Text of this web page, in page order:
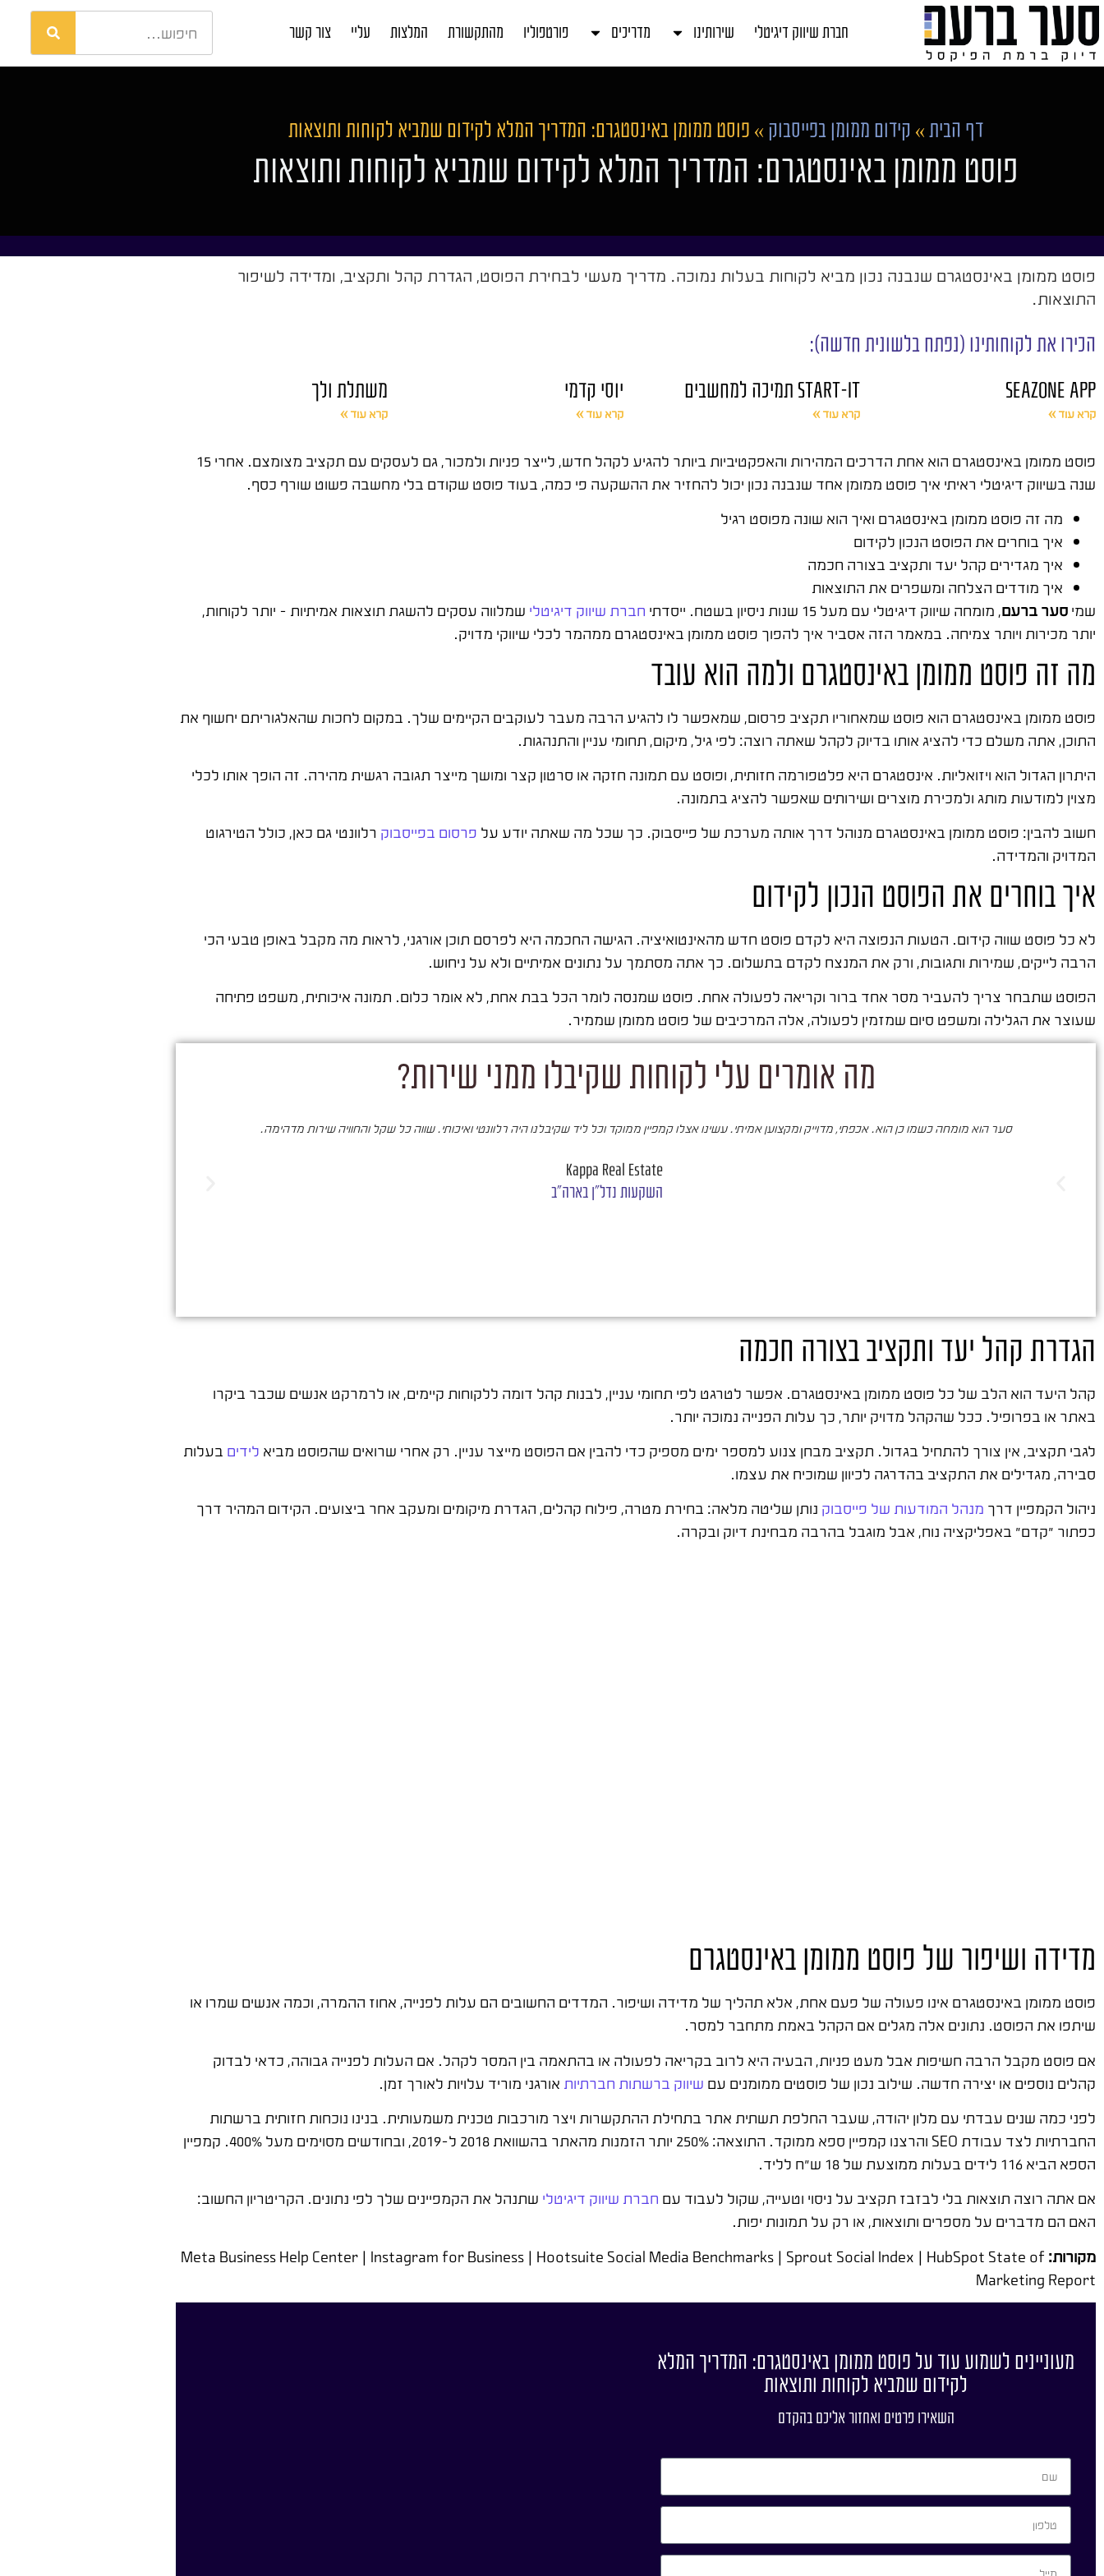
חברת שיווק דיגיטלי שירותינו מדריכים פורטפוליו מהתקשורת המלצות עליי צור קשר
דף הבית » קידום ממומן בפייסבוק » פוסט ממומן באינסטגרם: המדריך המלא לקידום שמביא לקוחות ותוצאות
פוסט ממומן באינסטגרם: המדריך המלא לקידום שמביא לקוחות ותוצאות
פוסט ממומן באינסטגרם שנבנה נכון מביא לקוחות בעלות נמוכה. מדריך מעשי לבחירת הפוסט, הגדרת קהל ותקציב, ומדידה לשיפור
התוצאות.
הכירו את לקוחותינו (נפתח בלשונית חדשה):
SEAZONE APP
קרא עוד »
START-IT תמיכה למחשבים
קרא עוד »
יוסי קדמי
קרא עוד »
משתלת ולך
קרא עוד »
פוסט ממומן באינסטגרם הוא אחת הדרכים המהירות והאפקטיביות ביותר להגיע לקהל חדש, לייצר פניות ולמכור, גם לעסקים עם תקציב מצומצם. אחרי 15
שנה בשיווק דיגיטלי ראיתי איך פוסט ממומן אחד שנבנה נכון יכול להחזיר את ההשקעה פי כמה, בעוד פוסט שקודם בלי מחשבה פשוט שורף כסף.
מה זה פוסט ממומן באינסטגרם ואיך הוא שונה מפוסט רגיל
איך בוחרים את הפוסט הנכון לקידום
איך מגדירים קהל יעד ותקציב בצורה חכמה
איך מודדים הצלחה ומשפרים את התוצאות
שמיסער ברעם, מומחה שיווק דיגיטלי עם מעל 15 שנות ניסיון בשטח. ייסדתי חברת שיווק דיגיטלי שמלווה עסקים להשגת תוצאות אמיתיות – יותר לקוחות,
יותר מכירות ויותר צמיחה. במאמר הזה אסביר איך להפוך פוסט ממומן באינסטגרם ממהמר לכלי שיווקי מדויק.
מה זה פוסט ממומן באינסטגרם ולמה הוא עובד
פוסט ממומן באינסטגרם הוא פוסט שמאחוריו תקציב פרסום, שמאפשר לו להגיע הרבה מעבר לעוקבים הקיימים שלך. במקום לחכות שהאלגוריתם יחשוף את
התוכן, אתה משלם כדי להציג אותו בדיוק לקהל שאתה רוצה: לפי גיל, מיקום, תחומי עניין והתנהגות.
היתרון הגדול הוא ויזואליות. אינסטגרם היא פלטפורמה חזותית, ופוסט עם תמונה חזקה או סרטון קצר ומושך מייצר תגובה רגשית מהירה. זה הופך אותו לכלי
מצוין למודעות מותג ולמכירת מוצרים ושירותים שאפשר להציג בתמונה.
חשוב להבין: פוסט ממומן באינסטגרם מנוהל דרך אותה מערכת של פייסבוק. כך שכל מה שאתה יודע על פרסום בפייסבוק רלוונטי גם כאן, כולל הטירגוט
המדויק והמדידה.
איך בוחרים את הפוסט הנכון לקידום
לא כל פוסט שווה קידום. הטעות הנפוצה היא לקדם פוסט חדש מהאינטואיציה. הגישה החכמה היא לפרסם תוכן אורגני, לראות מה מקבל באופן טבעי הכי
הרבה לייקים, שמירות ותגובות, ורק את המנצח לקדם בתשלום. כך אתה מסתמך על נתונים אמיתיים ולא על ניחוש.
הפוסט שתבחר צריך להעביר מסר אחד ברור וקריאה לפעולה אחת. פוסט שמנסה לומר הכל בבת אחת, לא אומר כלום. תמונה איכותית, משפט פתיחה
שעוצר את הגלילה ומשפט סיום שמזמין לפעולה, אלה המרכיבים של פוסט ממומן שממיר.
מה אומרים עלי לקוחות שקיבלו ממני שירות?
סער הוא מומחה כשמו כן הוא. אכפתי, מדוייק ומקצוען אמיתי. עשינו אצלו קמפיין ממוקד וכל ליד שקיבלנו היה רלוונטי ואיכותי. שווה כל שקל והחוויה שירות מדהימה.
Kappa Real Estate
השקעות נדל"ן בארה"ב
הגדרת קהל יעד ותקציב בצורה חכמה
קהל היעד הוא הלב של כל פוסט ממומן באינסטגרם. אפשר לטרגט לפי תחומי עניין, לבנות קהל דומה ללקוחות קיימים, או לרמרקט אנשים שכבר ביקרו
באתר או בפרופיל. ככל שהקהל מדויק יותר, כך עלות הפנייה נמוכה יותר.
לגבי תקציב, אין צורך להתחיל בגדול. תקציב מבחן צנוע למספר ימים מספיק כדי להבין אם הפוסט מייצר עניין. רק אחרי שרואים שהפוסט מביא לידים בעלות
סבירה, מגדילים את התקציב בהדרגה לכיוון שמוכיח את עצמו.
ניהול הקמפיין דרך מנהל המודעות של פייסבוק נותן שליטה מלאה: בחירת מטרה, פילוח קהלים, הגדרת מיקומים ומעקב אחר ביצועים. הקידום המהיר דרך
כפתור "קדם" באפליקציה נוח, אבל מוגבל בהרבה מבחינת דיוק ובקרה.
מדידה ושיפור של פוסט ממומן באינסטגרם
פוסט ממומן באינסטגרם אינו פעולה של פעם אחת, אלא תהליך של מדידה ושיפור. המדדים החשובים הם עלות לפנייה, אחוז ההמרה, וכמה אנשים שמרו או
שיתפו את הפוסט. נתונים אלה מגלים אם הקהל באמת מתחבר למסר.
אם פוסט מקבל הרבה חשיפות אבל מעט פניות, הבעיה היא לרוב בקריאה לפעולה או בהתאמה בין המסר לקהל. אם העלות לפנייה גבוהה, כדאי לבדוק
קהלים נוספים או יצירה חדשה. שילוב נכון של פוסטים ממומנים עם שיווק ברשתות חברתיות אורגני מוריד עלויות לאורך זמן.
לפני כמה שנים עבדתי עם מלון יהודה, שעבר החלפת תשתית אתר בתחילת ההתקשרות ויצר מורכבות טכנית משמעותית. בנינו נוכחות חזותית ברשתות
החברתיות לצד עבודת SEO והרצנו קמפיין ספא ממוקד. התוצאה: 250% יותר הזמנות מהאתר בהשוואת 2018 ל-2019, ובחודשים מסוימים מעל 400%. קמפיין
הספא הביא 116 לידים בעלות ממוצעת של 18 ש"ח לליד.
אם אתה רוצה תוצאות בלי לבזבז תקציב על ניסוי וטעייה, שקול לעבוד עם חברת שיווק דיגיטלי שתנהל את הקמפיינים שלך לפי נתונים. הקריטריון החשוב:
האם הם מדברים על מספרים ותוצאות, או רק על תמונות יפות.
מקורות: Meta Business Help Center | Instagram for Business | Hootsuite Social Media Benchmarks | Sprout Social Index | HubSpot State of
Marketing Report
מעוניינים לשמוע עוד על פוסט ממומן באינסטגרם: המדריך המלא
לקידום שמביא לקוחות ותוצאות
השאירו פרטים ואחזור אליכם בהקדם